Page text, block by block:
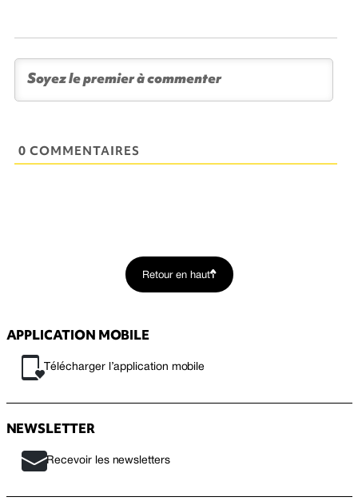
0 COMMENTAIRES
Retour en haut
APPLICATION MOBILE
Télécharger l’application mobile
NEWSLETTER
Recevoir les newsletters